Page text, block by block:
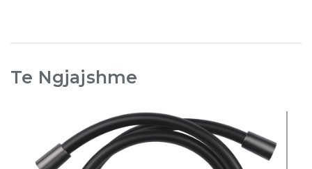
Te Ngjajshme